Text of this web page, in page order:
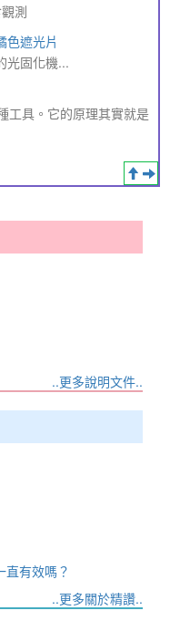
測
色遮光片
光固化機...
工具。它的原理其實就是
..更多說明文件..
有效嗎？
..更多關於精讚..